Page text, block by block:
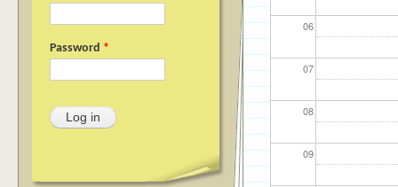
Password *
06
07
08
09